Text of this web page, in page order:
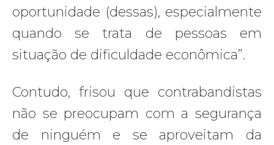
oportunidade (dessas), especialmente
quando se trata de pessoas em
situação de dificuldade econômica”.
Contudo, frisou que contrabandistas
não se preocupam com a segurança
de ninguém e se aproveitam da